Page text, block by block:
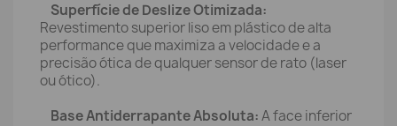
Superfície de Deslize Otimizada:
Revestimento superior liso em plástico de alta
performance que maximiza a velocidade e a
precisão ótica de qualquer sensor de rato (laser
ou ótico).
Base Antiderrapante Absoluta:A face inferior